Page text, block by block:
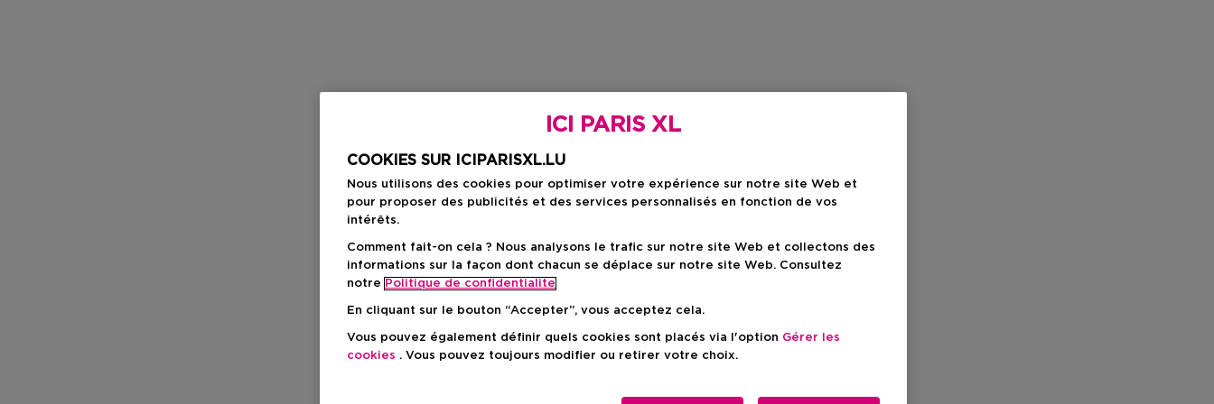
ICI PARIS XL
COOKIES SUR ICIPARISXL.LU
Nous utilisons des cookies pour optimiser votre expérience sur notre site Web et
pour proposer des publicités et des services personnalisés en fonction de vos
intérêts.
Comment fait-on cela ? Nous analysons le trafic sur notre site Web et collectons des
informations sur la façon dont chacun se déplace sur notre site Web. Consultez
notre Politique de confidentialite
En cliquant sur le bouton “Accepter”, vous acceptez cela.
Vous pouvez également définir quels cookies sont placés via l'option Gérer les
cookies . Vous pouvez toujours modifier ou retirer votre choix.